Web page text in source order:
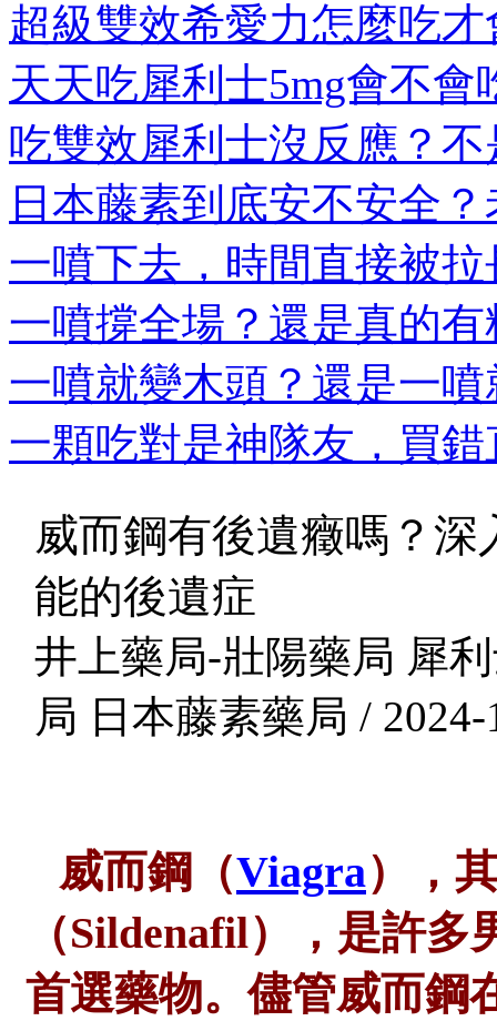
超級雙效希愛力怎麼吃
天天吃犀利士5mg會不會
吃雙效犀利士沒反應？
日本藤素到底安不安全
一噴下去，時間直接被
一噴撐全場？還是真的
一噴就變木頭？還是一
一顆吃對是神隊友，買
威而鋼有後遺癥嗎？
能的後遺症
井上藥局-壯陽藥局 犀
局 日本藤素藥局 / 2024-
威而鋼（Viagra），
（Sildenafil），是許
首選藥物。儘管威而鋼